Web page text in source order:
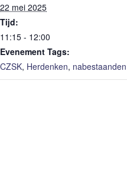
22 mei 2025
Tijd:
11:15 - 12:00
Evenement Tags:
CZSK, Herdenken, nabestaanden